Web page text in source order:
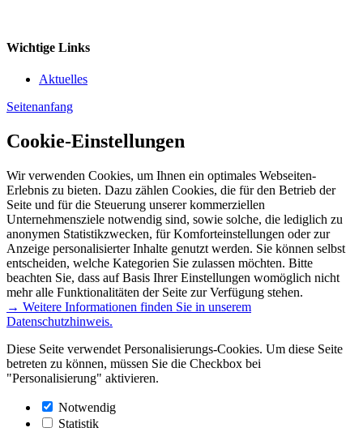
Wichtige Links
Aktuelles
Seitenanfang
Cookie-Einstellungen
Wir verwenden Cookies, um Ihnen ein optimales Webseiten-
Erlebnis zu bieten. Dazu zählen Cookies, die für den Betrieb der
Seite und für die Steuerung unserer kommerziellen
Unternehmensziele notwendig sind, sowie solche, die lediglich zu
anonymen Statistikzwecken, für Komforteinstellungen oder zur
Anzeige personalisierter Inhalte genutzt werden. Sie können selbst
entscheiden, welche Kategorien Sie zulassen möchten. Bitte
beachten Sie, dass auf Basis Ihrer Einstellungen womöglich nicht
mehr alle Funktionalitäten der Seite zur Verfügung stehen.
→ Weitere Informationen finden Sie in unserem
Datenschutzhinweis.
Diese Seite verwendet Personalisierungs-Cookies. Um diese Seite
betreten zu können, müssen Sie die Checkbox bei
"Personalisierung" aktivieren.
Notwendig
Statistik